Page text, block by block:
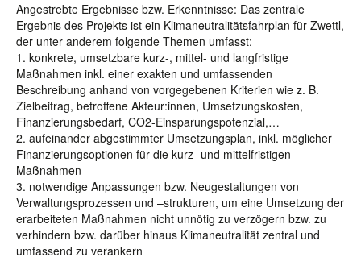
Angestrebte Ergebnisse bzw. Erkenntnisse: Das zentrale
Ergebnis des Projekts ist ein Klimaneutralitätsfahrplan für Zwettl,
der unter anderem folgende Themen umfasst:
1. konkrete, umsetzbare kurz-, mittel- und langfristige
Maßnahmen inkl. einer exakten und umfassenden
Beschreibung anhand von vorgegebenen Kriterien wie z. B.
Zielbeitrag, betroffene Akteur:innen, Umsetzungskosten,
Finanzierungsbedarf, CO2-Einsparungspotenzial,…
2. aufeinander abgestimmter Umsetzungsplan, inkl. möglicher
Finanzierungsoptionen für die kurz- und mittelfristigen
Maßnahmen
3. notwendige Anpassungen bzw. Neugestaltungen von
Verwaltungsprozessen und –strukturen, um eine Umsetzung der
erarbeiteten Maßnahmen nicht unnötig zu verzögern bzw. zu
verhindern bzw. darüber hinaus Klimaneutralität zentral und
umfassend zu verankern